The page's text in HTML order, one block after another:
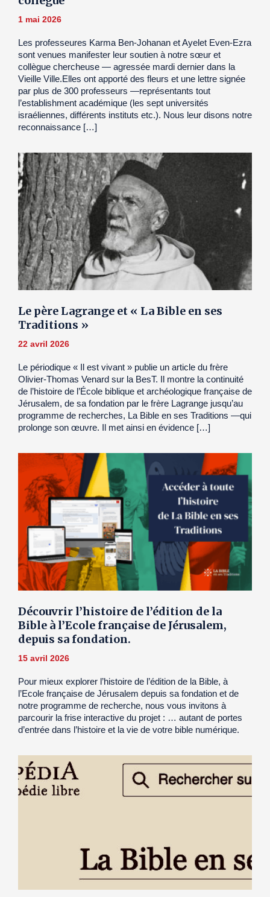
1 mai 2026
Les professeures Karma Ben-Johanan et Ayelet Even-Ezra
sont venues manifester leur soutien à notre sœur et
collègue chercheuse — agressée mardi dernier dans la
Vieille Ville.Elles ont apporté des fleurs et une lettre signée
par plus de 300 professeurs —représentants tout
l’establishment académique (les sept universités
israéliennes, différents instituts etc.). Nous leur disons notre
reconnaissance […]
Le père Lagrange et « La Bible en ses
Traditions »
22 avril 2026
Le périodique « Il est vivant » publie un article du frère
Olivier-Thomas Venard sur la BesT. Il montre la continuité
de l’histoire de l’École biblique et archéologique française de
Jérusalem, de sa fondation par le frère Lagrange jusqu’au
programme de recherches, La Bible en ses Traditions —qui
prolonge son œuvre. Il met ainsi en évidence […]
Découvrir l’histoire de l’édition de la
Bible à l’Ecole française de Jérusalem,
depuis sa fondation.
15 avril 2026
Pour mieux explorer l’histoire de l’édition de la Bible, à
l’Ecole française de Jérusalem depuis sa fondation et de
notre programme de recherche, nous vous invitons à
parcourir la frise interactive du projet : … autant de portes
d’entrée dans l’histoire et la vie de votre bible numérique.